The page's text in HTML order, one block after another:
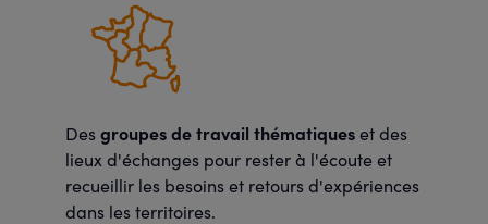
Desgroupes de travail thématiqueset des
lieux d'échanges pour rester à l'écoute et
recueillir les besoins et retours d'expériences
dans les territoires.